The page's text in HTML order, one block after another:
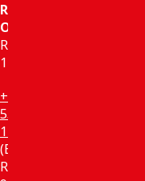
Remondikompanii
OÜ
Registrikood:
14136236
+372
5555
1210
(E-
R